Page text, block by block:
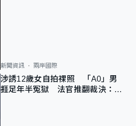
新聞資訊 兩岸國際
涉誘12歲女自拍祼照 「A0」男
捱足年半冤獄 法官推翻裁決：抄